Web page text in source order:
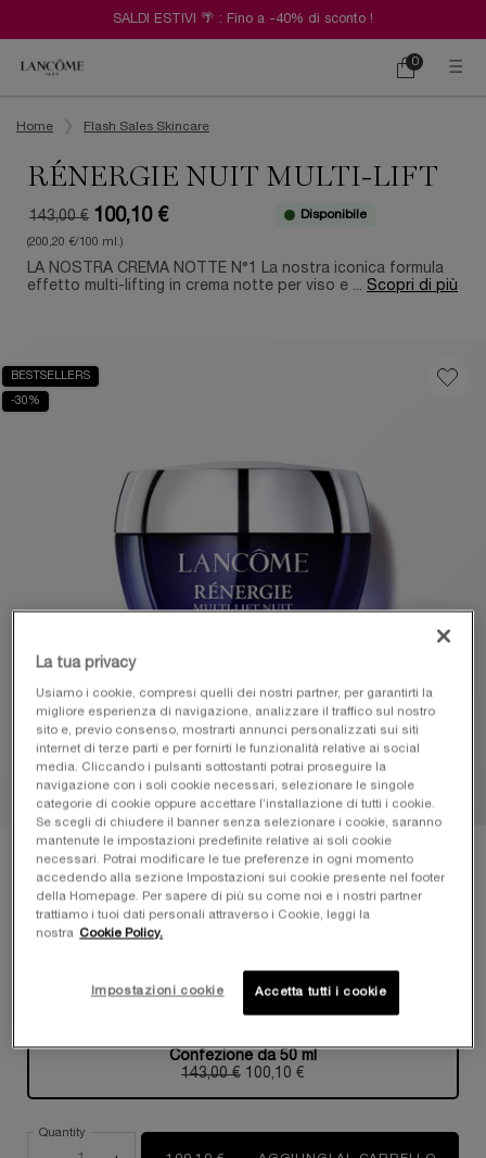
SALDI ESTIVI 🌴 : Fino a -40% di sconto !
Carrello
0
0 prodotto
Home
Flash Sales Skincare
RÉNERGIE NUIT MULTI-LIFT
Old price
143,00 €
New price
100,10 €
(200,20 €/100 ml.)
Disponibile
LA NOSTRA CREMA NOTTE N°1 La nostra iconica formula
effetto multi-lifting in crema notte per viso e ... Scopri di più
BESTSELLERS
-30%
Selezionato
Confezione da 50 ml
Old price
143,00 € New price
100,10 €
, 1 di 1
Quantity
La tua privacy
Usiamo i cookie, compresi quelli dei nostri partner, per garantirti la
migliore esperienza di navigazione, analizzare il traffico sul nostro
sito e, previo consenso, mostrarti annunci personalizzati sui siti
internet di terze parti e per fornirti le funzionalità relative ai social
media. Cliccando i pulsanti sottostanti potrai proseguire la
navigazione con i soli cookie necessari, selezionare le singole
categorie di cookie oppure accettare l’installazione di tutti i cookie.
Se scegli di chiudere il banner senza selezionare i cookie, saranno
mantenute le impostazioni predefinite relative ai soli cookie
necessari. Potrai modificare le tue preferenze in ogni momento
accedendo alla sezione Impostazioni sui cookie presente nel footer
della Homepage. Per sapere di più su come noi e i nostri partner
trattiamo i tuoi dati personali attraverso i Cookie, leggi la
nostra Cookie Policy.
Impostazioni cookie Accetta tutti i cookie